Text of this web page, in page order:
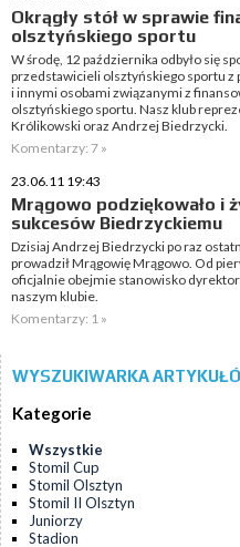
Okrągły stół w sprawie
olsztyńskiego sportu
W środę, 12 października odbyło się
przedstawicieli olsztyńskiego sportu z
i innymi osobami związanymi z
olsztyńskiego sportu. Nasz klub
Królikowski oraz Andrzej Biedrzycki.
Komentarzy: 7 »
23.06.11 19:43
Mrągowo podziękowało i
sukcesów Biedrzyckiemu
Dzisiaj Andrzej Biedrzycki po raz
prowadził Mrągowię Mrągowo. Od
oficjalnie obejmie stanowisko
naszym klubie.
Komentarzy: 1 »
WYSZUKIWARKA
Kategorie
Wszystkie
Stomil Cup
Stomil Olsztyn
Stomil II Olsztyn
Juniorzy
Stadion